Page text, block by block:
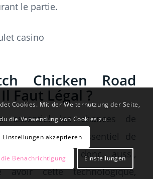
le partie.
Chicken Road
Faut Légal ?
essentiel les chances de
par lui comme essentiel de
Je pouvoir donc aussi,
avoir cette technologique,
Cookies. Mit der Weiternutzung der Seite,
die Verwendung von Cookies zu.
Einstellungen akzeptieren
Benachrichtigung Einstellungen